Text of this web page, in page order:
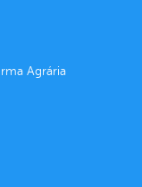
Agrária